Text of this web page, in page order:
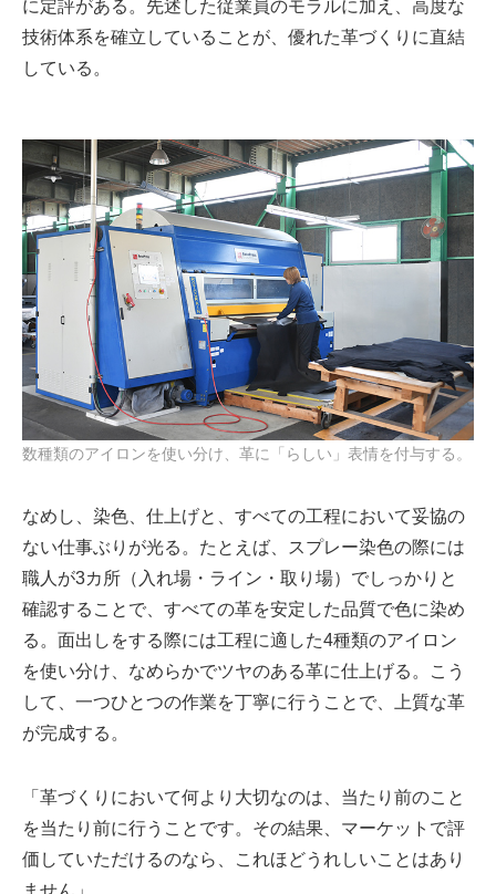
に定評がある。先述した従業員のモラルに加え、高度な
技術体系を確立していることが、優れた革づくりに直結
している。
数種類のアイロンを使い分け、革に「らしい」表情を付与する。
なめし、染色、仕上げと、すべての工程において妥協の
ない仕事ぶりが光る。たとえば、スプレー染色の際には
職人が3カ所（入れ場・ライン・取り場）でしっかりと
確認することで、すべての革を安定した品質で色に染め
る。面出しをする際には工程に適した4種類のアイロン
を使い分け、なめらかでツヤのある革に仕上げる。こう
して、一つひとつの作業を丁寧に行うことで、上質な革
が完成する。
「革づくりにおいて何より大切なのは、当たり前のこと
を当たり前に行うことです。その結果、マーケットで評
価していただけるのなら、これほどうれしいことはあり
ません」